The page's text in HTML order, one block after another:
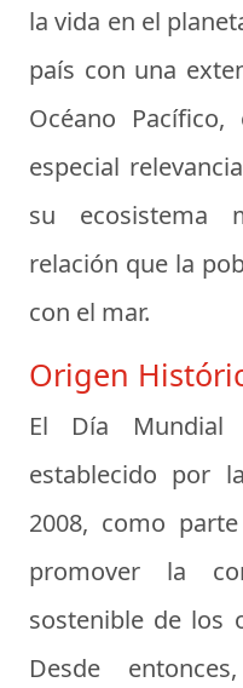
la vida en el
país con una
Océano
especial
su ecosistema
relación que la
con el mar.
Origen
El Día
establecido por
2008, como
promover la
sostenible de los
Desde